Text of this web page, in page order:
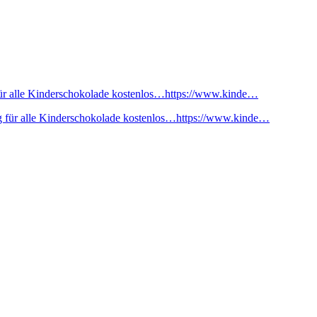
alle Kinderschokolade kostenlos…https://www.kinde…
für alle Kinderschokolade kostenlos…https://www.kinde…